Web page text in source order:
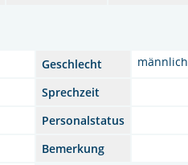
Geschlecht
männlich
Sprechzeit
Personalstatus
Bemerkung